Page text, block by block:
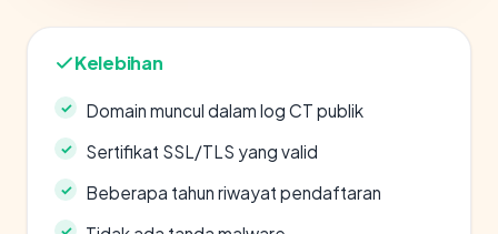
Kelebihan
Domain muncul dalam log CT publik
Sertifikat SSL/TLS yang valid
Beberapa tahun riwayat pendaftaran